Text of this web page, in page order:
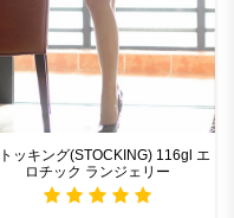
ッキング(STOCKING) 116gl エ
ロチック ランジェリー